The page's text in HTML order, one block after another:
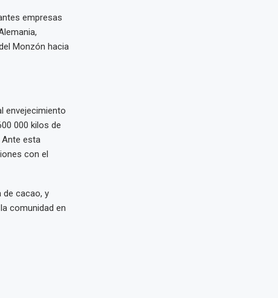
empresas
Monzón hacia
envejecimiento
000 kilos de
esta
con el
cacao, y
comunidad en